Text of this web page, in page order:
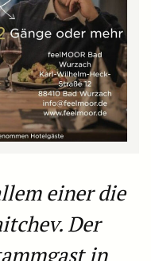
einer die
Der
in